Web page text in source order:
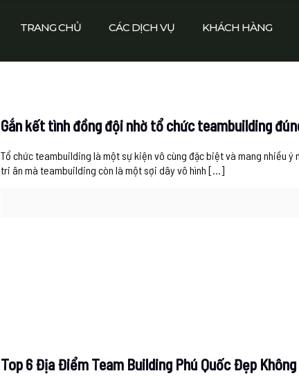
TRANG CHỦ CÁC DỊCH VỤ KHÁCH HÀNG
Gắn kết tình đồng đội nhờ tổ chức teambuilding
Tổ chức teambuilding là một sự kiện vô cùng đặc biệt và mang nhiều ý
tri ân mà teambuilding còn là một sợi dây vô hình […]
Top 6 Địa Điểm Team Building Phú Quốc Đẹp